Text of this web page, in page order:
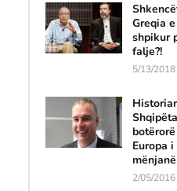
Greqia
shpikur
falje?!
5/13/
Europa
mënjanë
2/05/